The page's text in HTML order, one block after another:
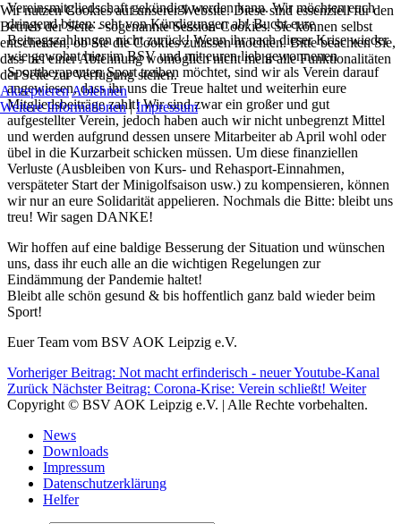
Vereinsmitgliedschaft gekündigt werden kann. Wir möchten euch
dringend bitten: seht von Kündigungen ab! Bucht eure
Beitragszahlungen nicht zurück! Wenn ihr nach dieser Krise wieder
wie gewohnt hier im BSV und mit euren lieb gewonnenen
Sporttherapeuten Sport treiben möchtet, sind wir als Verein darauf
angewiesen, dass ihr uns die Treue haltet und weiterhin eure
Mitgliedsbeiträge zahlt! Wir sind zwar ein großer und gut
aufgestellter Verein, jedoch haben auch wir nicht unbegrenzt Mittel
und werden aufgrund dessen unsere Mitarbeiter ab April wohl oder
übel in die Kurzarbeit schicken müssen. Um diese finanziellen
Verluste (Ausbleiben von Kurs- und Rehasport-Einnahmen,
verspäteter Start der Minigolfsaison usw.) zu kompensieren, können
wir nur an eure Solidarität appelieren. Nochmals die Bitte: bleibt uns
treu! Wir sagen DANKE!
Wir hoffen auf eine baldige Besserung der Situation und wünschen
uns, dass ihr euch alle an die wichtigen Regelungen zur
Eindämmung der Pandemie haltet!
Bleibt alle schön gesund & bis hoffentlich ganz bald wieder beim
Sport!
Euer Team vom BSV AOK Leipzig e.V.
Vorheriger Beitrag: Not macht erfinderisch - neuer Youtube-Kanal
Zurück Nächster Beitrag: Corona-Krise: Verein schließt! Weiter
Copyright © BSV AOK Leipzig e.V. | Alle Rechte vorbehalten.
News
Downloads
Impressum
Datenschutzerklärung
Helfer
Wir nutzen Cookies auf unserer Website. Diese sind essenziell für den
Betrieb der Seite - sogenannte Session-Cookies. Sie können selbst
entscheiden, ob Sie die Cookies zulassen möchten. Bitte beachten Sie,
dass bei einer Ablehnung womöglich nicht mehr alle Funktionalitäten
der Seite zur Verfügung stehen.
AkzeptierenAblehnen
Weitere Informationen|Impressum